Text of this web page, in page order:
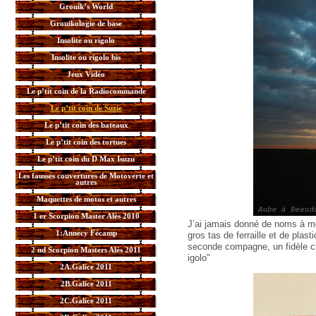
Grouik’s World
Grouikologie de base
Insolite ou rigolo
Insolite ou rigolo bis
Jeux Vidéo
Le p’tit coin de la Radiocommande
Le p’tit coin de Suzie
Le p’tit coin des bateaux
Le p’tit coin des tortues
Le p’tit coin du D Max Isuzu
Les fausses couvertures de Motoverte et
autres
Maquettes de motos et autres
1 er Scorpion Master Alès 2010
1:Annecy Fécamp
2 nd Scorpion Masters Alès 2011
2A.Galice 2011
2B.Galice 2011
2C.Galice 2011
J’ai jamais donné de noms à
gros tas de ferraille et de
seconde compagne, un fidèle
igolo"